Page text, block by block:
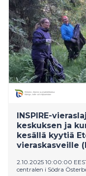
INSPIRE-
keskuksen ja
kesällä kyytiä
vieraskasveille
2.10.2025 10:00:00
centralen i Södra